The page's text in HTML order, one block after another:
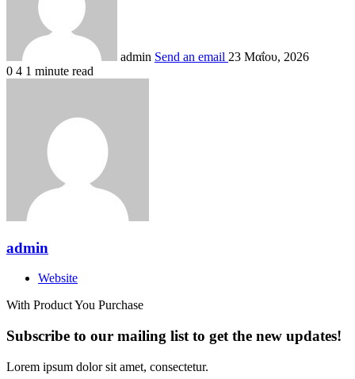
admin Send an email 23 Μαΐου, 2026
0 4 1 minute read
admin
Website
With Product You Purchase
Subscribe to our mailing list to get the new updates!
Lorem ipsum dolor sit amet, consectetur.